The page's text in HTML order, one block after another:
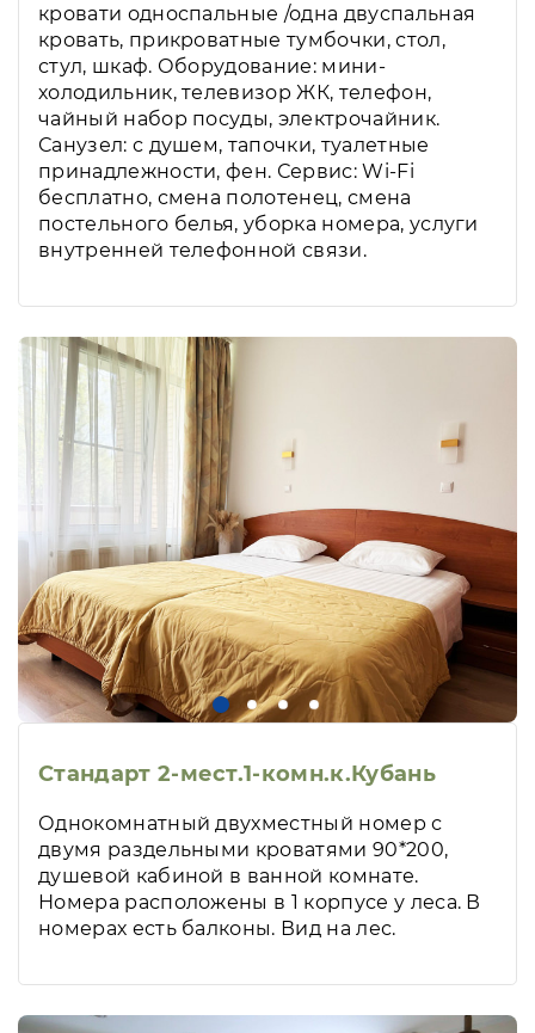
кровати односпальные /одна двуспальная
кровать, прикроватные тумбочки, стол,
стул, шкаф. Оборудование: мини-
холодильник, телевизор ЖК, телефон,
чайный набор посуды, электрочайник.
Санузел: с душем, тапочки, туалетные
принадлежности, фен. Сервис: Wi-Fi
бесплатно, смена полотенец, смена
постельного белья, уборка номера, услуги
внутренней телефонной связи.
Стандарт 2-мест.1-комн.к.Кубань
Однокомнатный двухместный номер с
двумя раздельными кроватями 90*200,
душевой кабиной в ванной комнате.
Номера расположены в 1 корпусе у леса. В
номерах есть балконы. Вид на лес.